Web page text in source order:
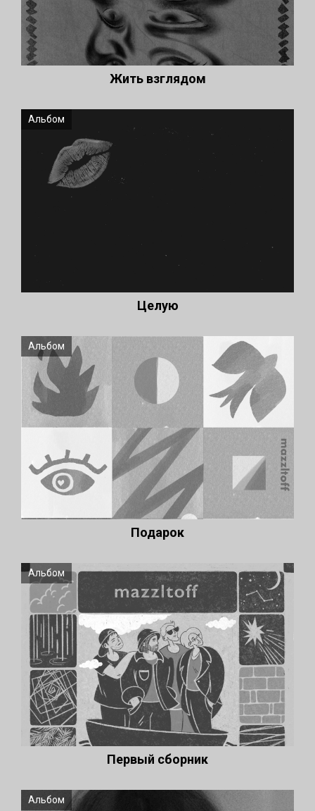
Жить взглядом
Альбом
Целую
Альбом
Подарок
Альбом
Первый сборник
Альбом